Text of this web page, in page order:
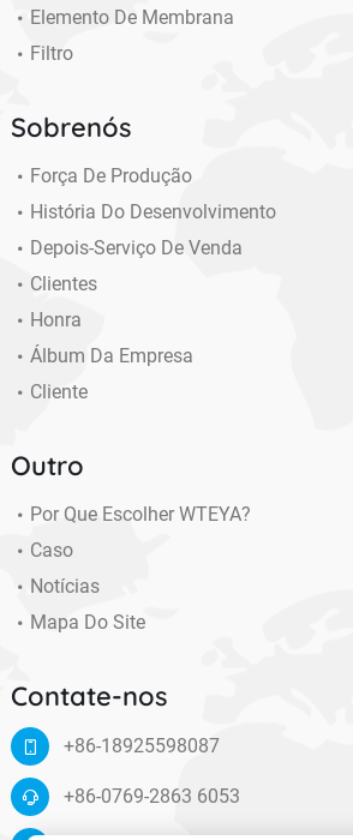
Elemento De Membrana
Filtro
Sobrenós
Força De Produção
História Do Desenvolvimento
Depois-Serviço De Venda
Clientes
Honra
Álbum Da Empresa
Cliente
Outro
Por Que Escolher WTEYA?
Caso
Notícias
Mapa Do Site
Contate-nos
+86-18925598087
+86-0769-2863 6053